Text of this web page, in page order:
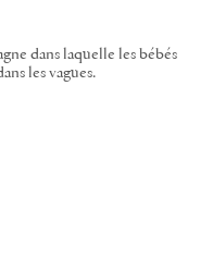
dans laquelle les bébés
les vagues.